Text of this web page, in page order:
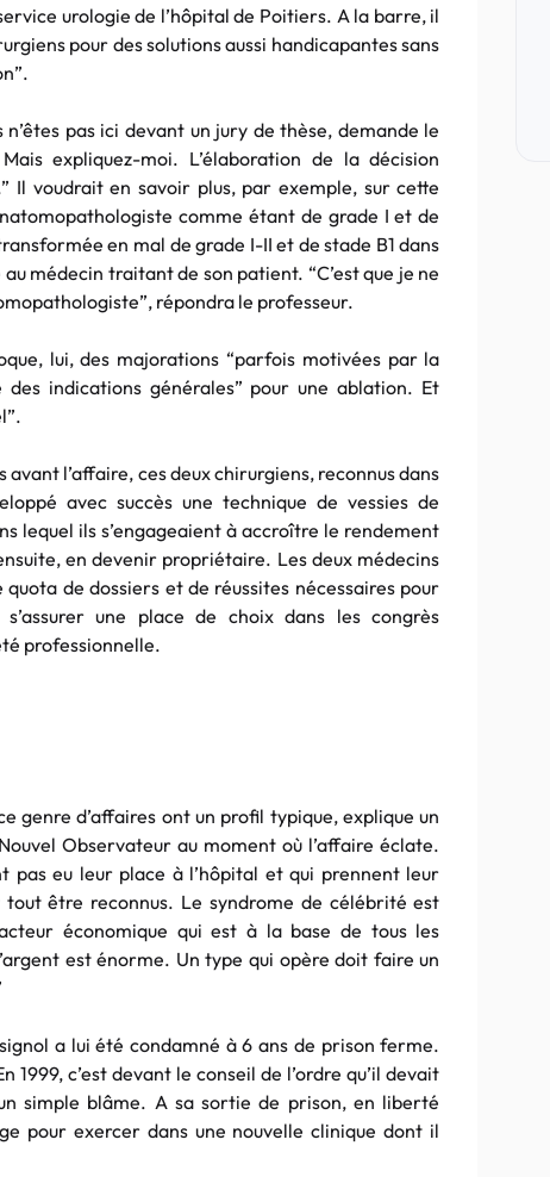
urologie de l’hôpital de Poitiers. A la barre, il
pour des solutions aussi handicapantes sans
n’êtes pas ici devant un jury de thèse, demande le
expliquez-moi. L’élaboration de la décision
Il voudrait en savoir plus, par exemple, sur cette
comme étant de grade I et de
en mal de grade I-II et de stade B1 dans
médecin traitant de son patient. “C’est que je ne
répondra le professeur.
lui, des majorations “parfois motivées par la
indications générales” pour une ablation. Et
l’affaire, ces deux chirurgiens, reconnus dans
avec succès une technique de vessies de
lequel ils s’engageaient à accroître le rendement
en devenir propriétaire. Les deux médecins
de dossiers et de réussites nécessaires pour
une place de choix dans les congrès
professionnelle.
genre d’affaires ont un profil typique, explique un
Observateur au moment où l’affaire éclate.
pas eu leur place à l’hôpital et qui prennent leur
être reconnus. Le syndrome de célébrité est
économique qui est à la base de tous les
est énorme. Un type qui opère doit faire un
a lui été condamné à 6 ans de prison ferme.
c’est devant le conseil de l’ordre qu’il devait
simple blâme. A sa sortie de prison, en liberté
pour exercer dans une nouvelle clinique dont il